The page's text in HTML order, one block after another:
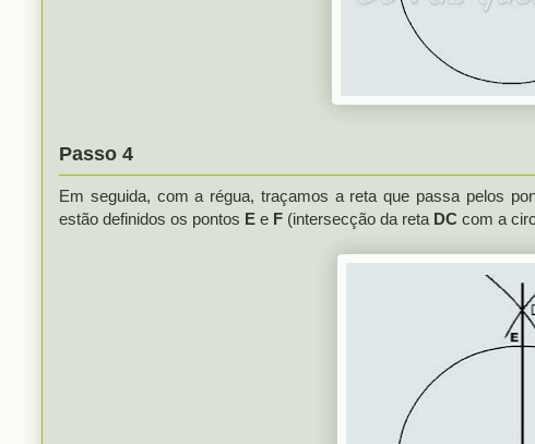
Passo 4
Em seguida, com a régua, traçamos a reta que passa pelos
estão definidos os pontos E e F (intersecção da reta DC com a